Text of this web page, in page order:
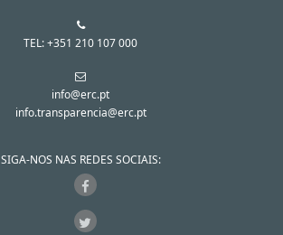
TEL: +351 210 107 000
info@erc.pt
info.transparencia@erc.pt
SIGA-NOS NAS REDES SOCIAIS: